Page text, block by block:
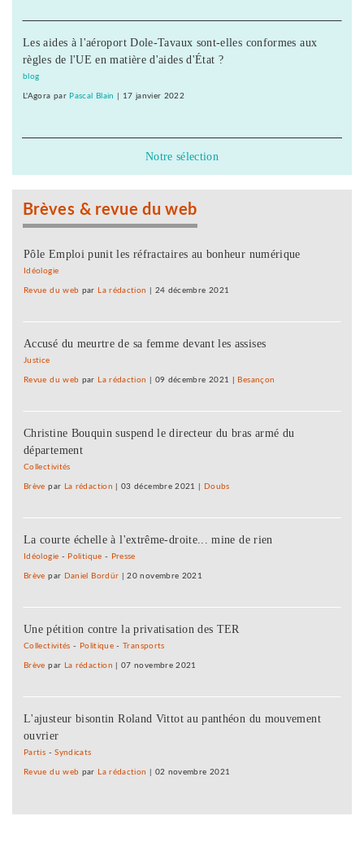
Les aides à l'aéroport Dole-Tavaux sont-elles conformes aux
règles de l'UE en matière d'aides d'État ?
blog
L'Agora par Pascal Blain 17 janvier 2022
Notre sélection
Brèves & revue du web
Pôle Emploi punit les réfractaires au bonheur numérique
Idéologie
Revue du web par La rédaction 24 décembre 2021
Accusé du meurtre de sa femme devant les assises
Justice
Revue du web par La rédaction 09 décembre 2021 Besançon
Christine Bouquin suspend le directeur du bras armé du
département
Collectivités
Brève par La rédaction |03 décembre 2021 Doubs
La courte échelle à l'extrême-droite... mine de rien
Idéologie - Politique - Presse
Brève par Daniel Bordür |20 novembre 2021
Une pétition contre la privatisation des TER
Collectivités - Politique -Transports
Brève par La rédaction |07 novembre 2021
L'ajusteur bisontin Roland Vittot au panthéon du mouvement
ouvrier
Partis -Syndicats
Revue du web par La rédaction 02 novembre 2021